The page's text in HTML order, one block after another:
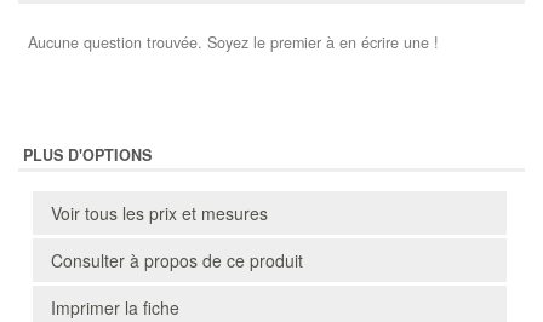
Aucune question trouvée. Soyez le premier à en écrire une !
PLUS D'OPTIONS
Voir tous les prix et mesures
Consulter à propos de ce produit
Imprimer la fiche